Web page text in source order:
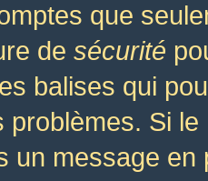
que
de sécurité
balises qui
problèmes. Si
un message